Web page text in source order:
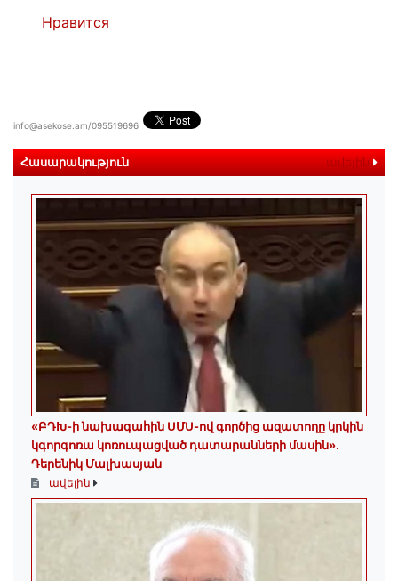
Нравится
info@asekose.am/095519696
Հասարակություն ավելին
«ԲԴԽ-ի նախագահին ՍՄՍ-ով գործից ազատողը կրկին
կգորգոռա կոռուպացված դատարանների մասին».
Դերենիկ Մալխասյան
ավելին